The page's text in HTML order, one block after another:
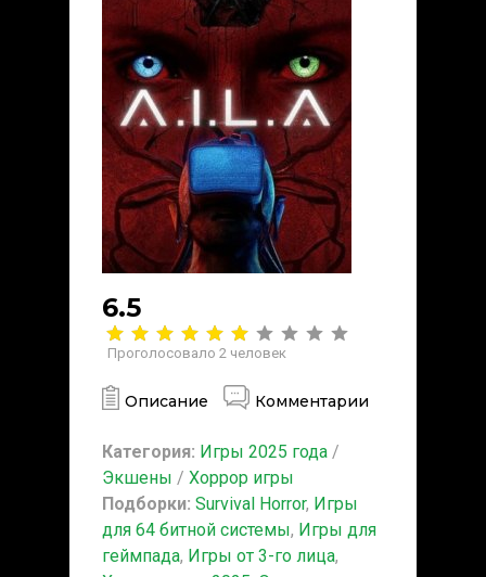
6.5
Проголосовало 2 человек
Описание Комментарии
Категория: Игры 2025 года /
Экшены / Хоррор игры
Подборки: Survival Horror, Игры
для 64 битной системы, Игры для
геймпада, Игры от 3-го лица,